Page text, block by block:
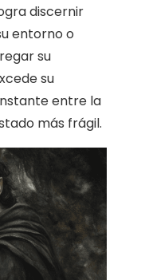
discernir
entorno o
su
su
entre la
más frágil.